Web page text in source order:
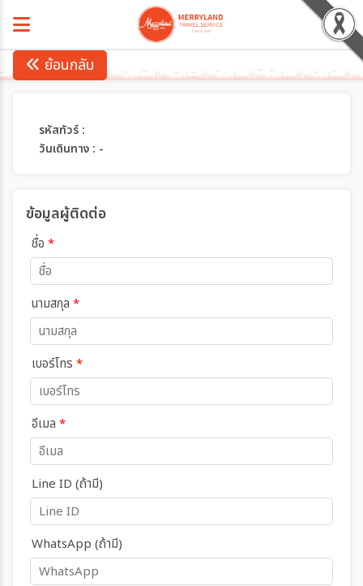
ย้อนกลับ
รหัสทัวร์ :
วันเดินทาง : -
ข้อมูลผู้ติดต่อ
ชื่อ *
นามสกุล *
เบอร์โทร *
อีเมล *
Line ID (ถ้ามี)
WhatsApp (ถ้ามี)